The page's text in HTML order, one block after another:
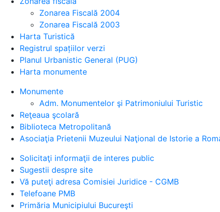
Zonarea Fiscală 2004
Zonarea Fiscală 2003
Harta Turistică
Registrul spațiilor verzi
Planul Urbanistic General (PUG)
Harta monumente
Monumente
Adm. Monumentelor şi Patrimoniului Turistic
Reţeaua şcolară
Biblioteca Metropolitană
Asociaţia Prietenii Muzeului Naţional de Istorie a
Solicitaţi informaţii de interes public
Sugestii despre site
Vă puteţi adresa Comisiei Juridice - CGMB
Telefoane PMB
Primăria Municipiului Bucureşti